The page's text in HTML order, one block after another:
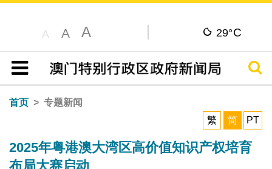
A A A 29°C
目录
搜寻
首页
专题新闻
繁
简 PT
2025年粤港澳大湾区高价值知识产权培育
布局大赛启动